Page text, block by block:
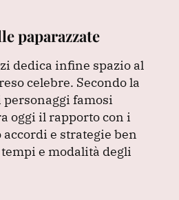
paparazzate
dedica infine spazio al
celebre. Secondo la
famosi
oggi il rapporto con i
e strategie ben
e modalità degli